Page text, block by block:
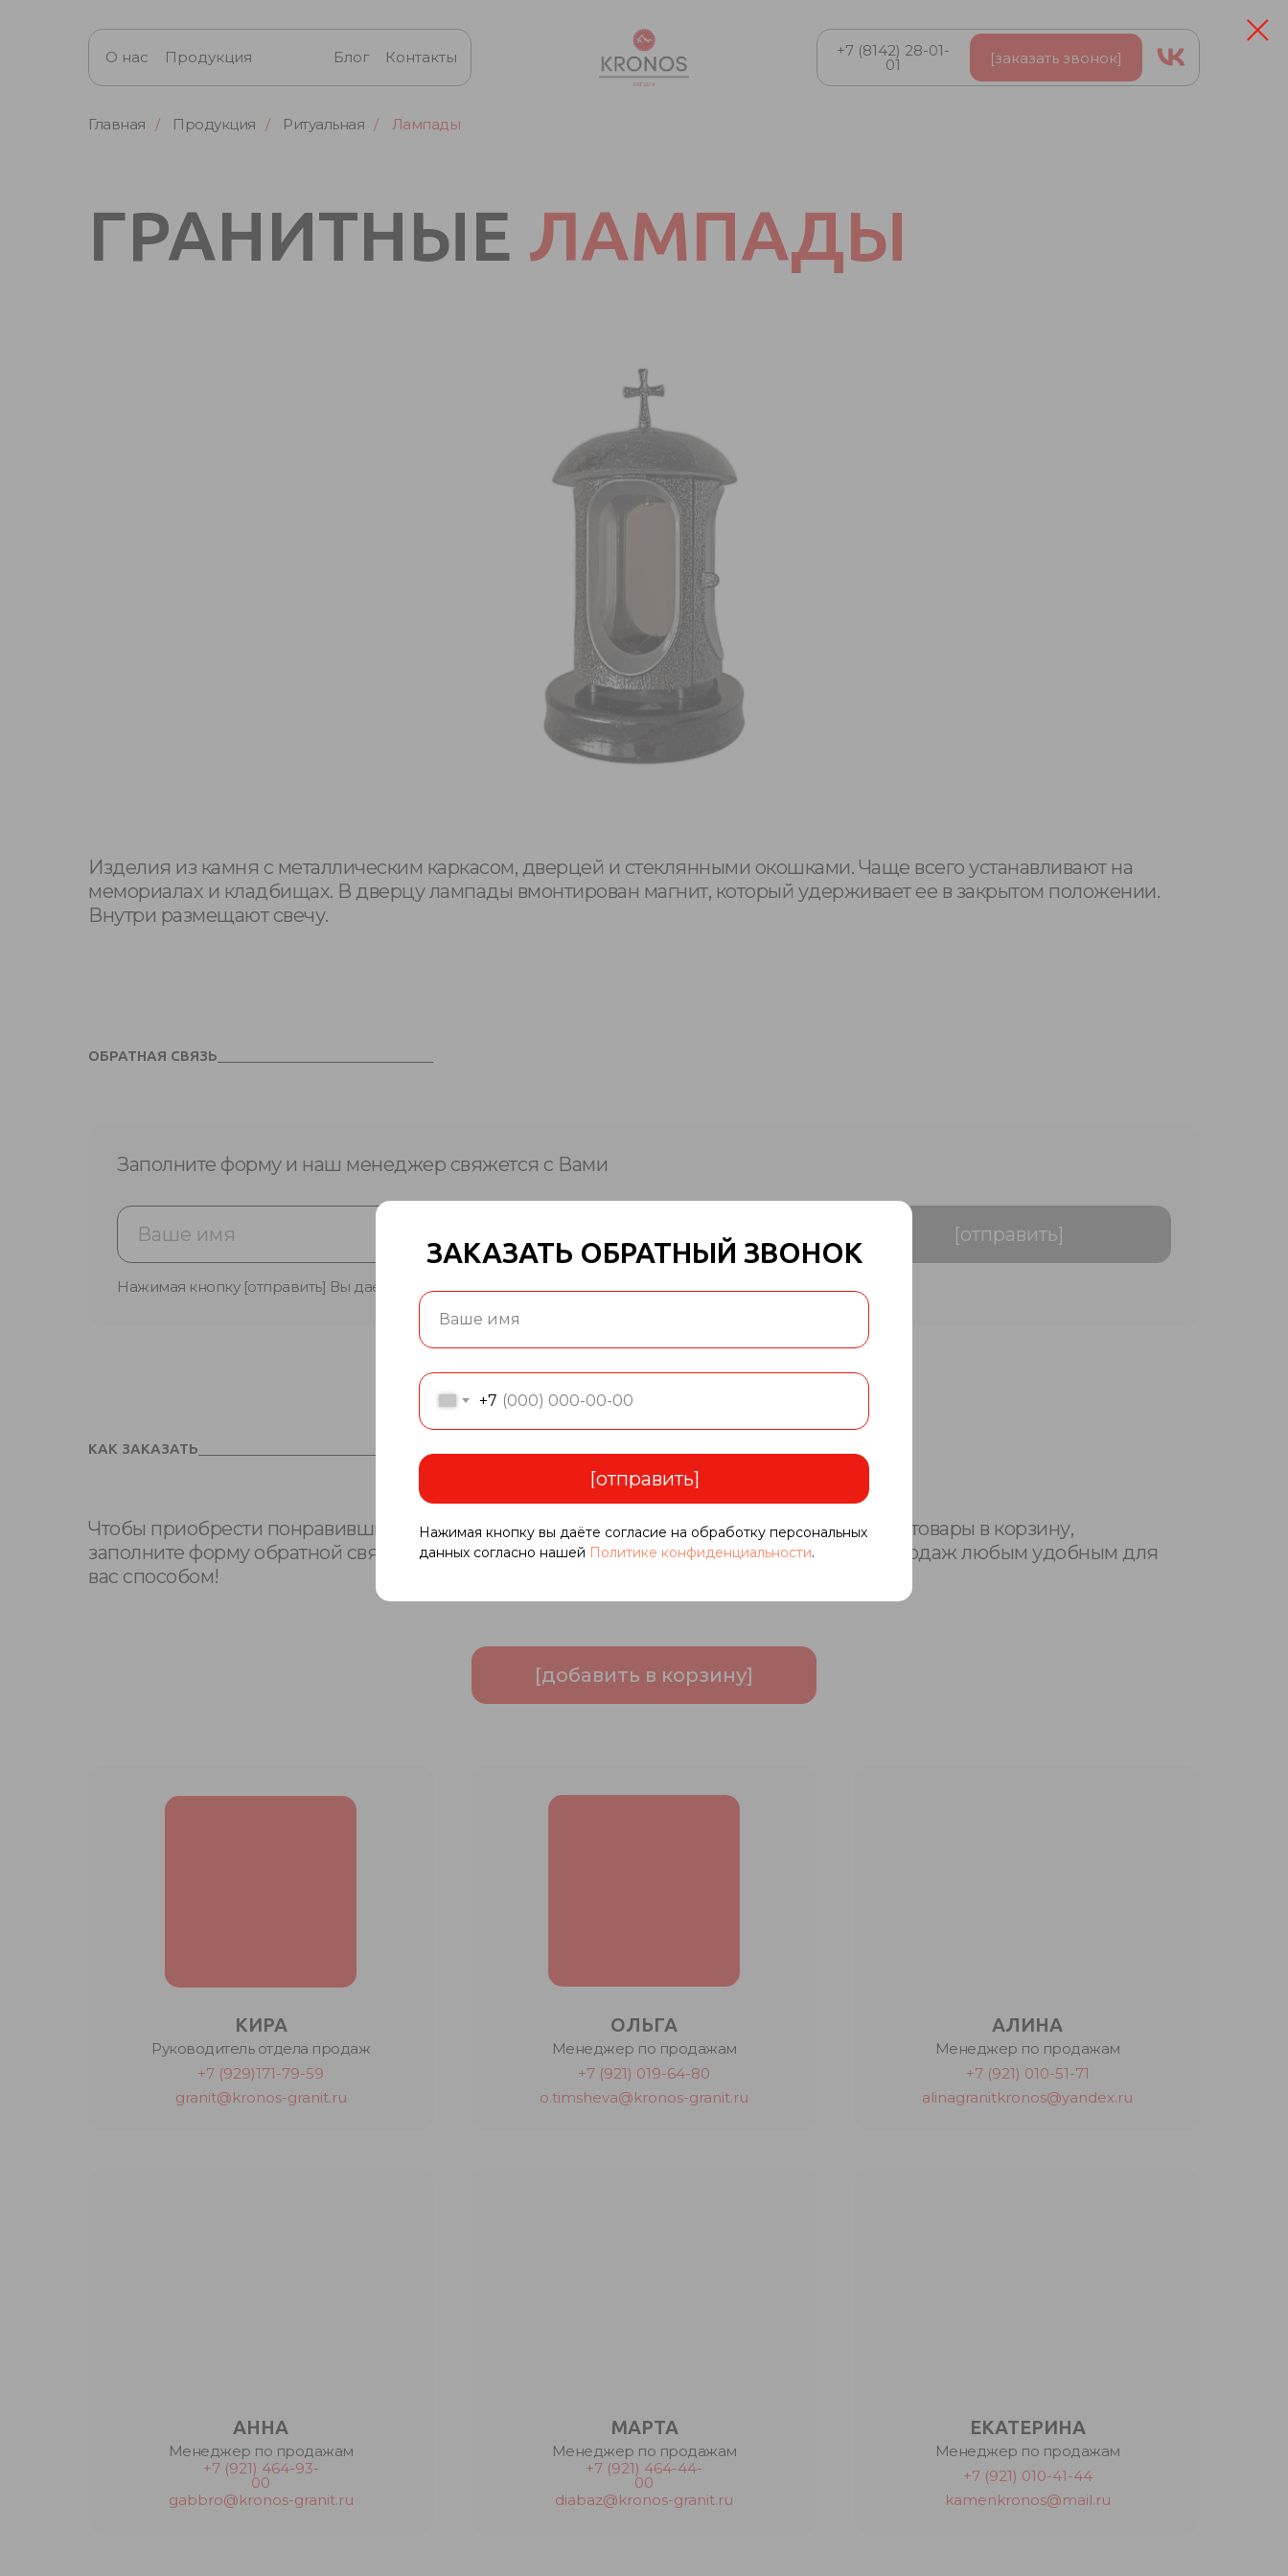
О нас Продукция Блог Контакты +7 (8142) 28-01-
01 [заказать звонок]
Главная / Продукция / Ритуальная / Лампады
ГРАНИТНЫЕ ЛАМПАДЫ
Изделия из камня с металлическим каркасом, дверцей и стеклянными окошками. Чаще всего устанавливают на
мемориалах и кладбищах. В дверцу лампады вмонтирован магнит, который удерживает ее в закрытом положении.
Внутри размещают свечу.
ОБРАТНАЯ СВЯЗЬ
Заполните форму и наш менеджер свяжется с Вами
[отправить]
Нажимая кнопку [отправить] Вы даёте согласие на обработкуперсональных данных.
КАК ЗАКАЗАТЬ
Чтобы приобрести понравившийся товар или узнать подробности, добавьте торвар или товары в корзину,
заполните форму обратной связи и оправьте заявку или свяжитесь с нашим отделом продаж любым удобным для
вас способом!
[добавить в корзину]
КИРА
Руководитель отдела продаж
+7 (929)171-79-59
granit@kronos-granit.ru
ОЛЬГА
Менеджер по продажам
+7 (921) 019-64-80
o.timsheva@kronos-granit.ru
АЛИНА
Менеджер по продажам
+7 (921) 010-51-71
alinagranitkronos@yandex.ru
АННА
Менеджер по продажам
+7 (921) 464-93-
00
gabbro@kronos-granit.ru
МАРТА
Менеджер по продажам
+7 (921) 464-44-
00
diabaz@kronos-granit.ru
ЕКАТЕРИНА
Менеджер по продажам
+7 (921) 010-41-44
kamenkronos@mail.ru
ЗАКАЗАТЬ ОБРАТНЫЙ ЗВОНОК
+7
[отправить]
Нажимая кнопку вы даёте согласие на обработку персональных
данных согласно нашей Политике конфиденциальности.